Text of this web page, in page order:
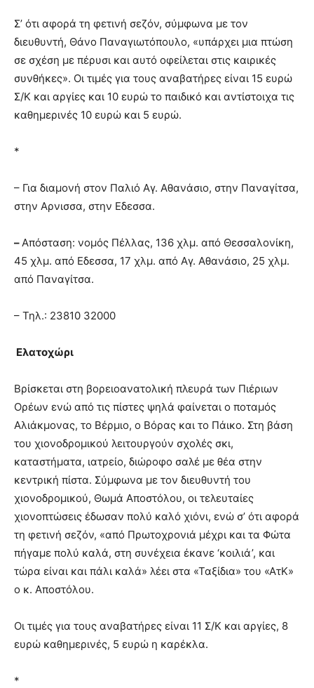
Σ’ ότι αφορά τη φετινή σεζόν, σύμφωνα με τον
διευθυντή, Θάνο Παναγιωτόπουλο, «υπάρχει μια πτώση
σε σχέση με πέρυσι και αυτό οφείλεται στις καιρικές
συνθήκες». Οι τιμές για τους αναβατήρες είναι 15 ευρώ
Σ/Κ και αργίες και 10 ευρώ το παιδικό και αντίστοιχα τις
καθημερινές 10 ευρώ και 5 ευρώ.
*
– Για διαμονή στον Παλιό Αγ. Αθανάσιο, στην Παναγίτσα,
στην Αρνισσα, στην Εδεσσα.
– Απόσταση: νομός Πέλλας, 136 χλμ. από Θεσσαλονίκη,
45 χλμ. από Εδεσσα, 17 χλμ. από Αγ. Αθανάσιο, 25 χλμ.
από Παναγίτσα.
– Τηλ.: 23810 32000
Ελατοχώρι
Βρίσκεται στη βορειοανατολική πλευρά των Πιέριων
Ορέων ενώ από τις πίστες ψηλά φαίνεται ο ποταμός
Αλιάκμονας, το Βέρμιο, ο Βόρας και το Πάικο. Στη βάση
του χιονοδρομικού λειτουργούν σχολές σκι,
καταστήματα, ιατρείο, διώροφο σαλέ με θέα στην
κεντρική πίστα. Σύμφωνα με τον διευθυντή του
χιονοδρομικού, Θωμά Αποστόλου, οι τελευταίες
χιονοπτώσεις έδωσαν πολύ καλό χιόνι, ενώ σ’ ότι αφορά
τη φετινή σεζόν, «από Πρωτοχρονιά μέχρι και τα Φώτα
πήγαμε πολύ καλά, στη συνέχεια έκανε ‘κοιλιά’, και
τώρα είναι και πάλι καλά» λέει στα «Ταξίδια» του «ΑτΚ»
ο κ. Αποστόλου.
Οι τιμές για τους αναβατήρες είναι 11 Σ/Κ και αργίες, 8
ευρώ καθημερινές, 5 ευρώ η καρέκλα.
*